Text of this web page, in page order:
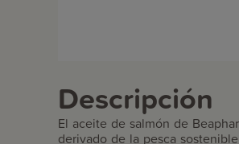
Descripción
El aceite de salmón de
derivado de la pesca